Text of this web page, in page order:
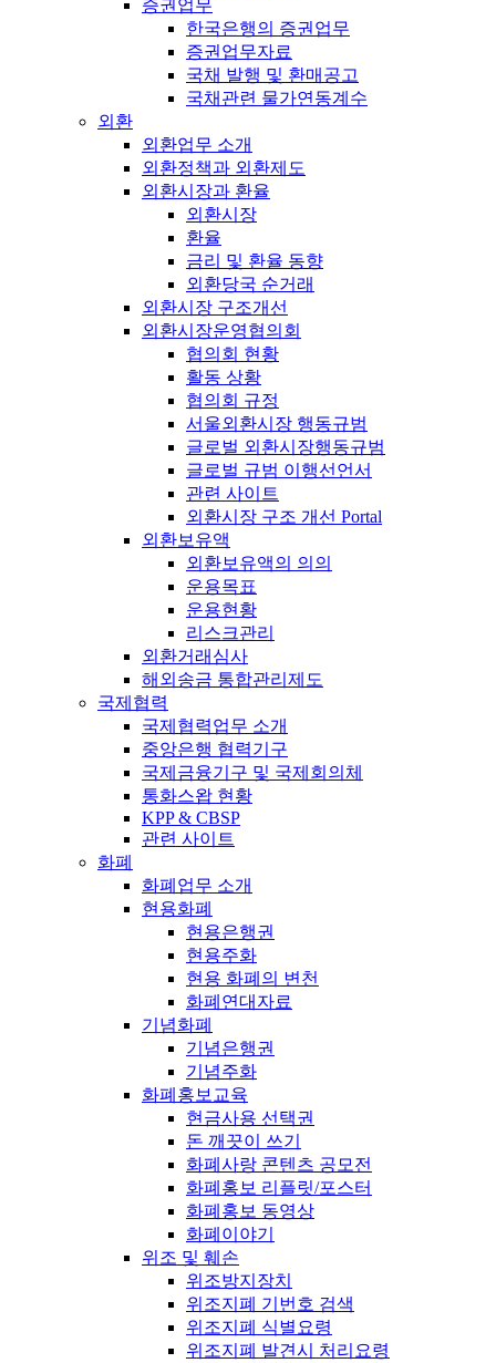
증권업무
한국은행의 증권업무
증권업무자료
국채 발행 및 환매공고
국채관련 물가연동계수
외환
외환업무 소개
외환정책과 외환제도
외환시장과 환율
외환시장
환율
금리 및 환율 동향
외환당국 순거래
외환시장 구조개선
외환시장운영협의회
협의회 현황
활동 상황
협의회 규정
서울외환시장 행동규범
글로벌 외환시장행동규범
글로벌 규범 이행선언서
관련 사이트
외환시장 구조 개선 Portal
외환보유액
외환보유액의 의의
운용목표
운용현황
리스크관리
외환거래심사
해외송금 통합관리제도
국제협력
국제협력업무 소개
중앙은행 협력기구
국제금융기구 및 국제회의체
통화스왑 현황
KPP & CBSP
관련 사이트
화폐
화폐업무 소개
현용화폐
현용은행권
현용주화
현용 화폐의 변천
화폐연대자료
기념화폐
기념은행권
기념주화
화폐홍보교육
현금사용 선택권
돈 깨끗이 쓰기
화폐사랑 콘텐츠 공모전
화폐홍보 리플릿/포스터
화폐홍보 동영상
화폐이야기
위조 및 훼손
위조방지장치
위조지폐 기번호 검색
위조지폐 식별요령
위조지폐 발견시 처리요령